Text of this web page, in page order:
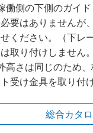
働側の下側のガイ
要はありませんが
ください。（下レ
取り付けしません。
高さは同じのため
受け金具を取り付
総合カタ